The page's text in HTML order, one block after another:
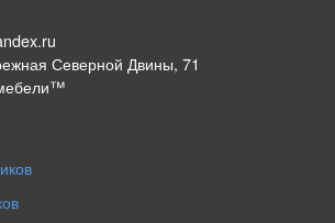
Северной Двины, 71